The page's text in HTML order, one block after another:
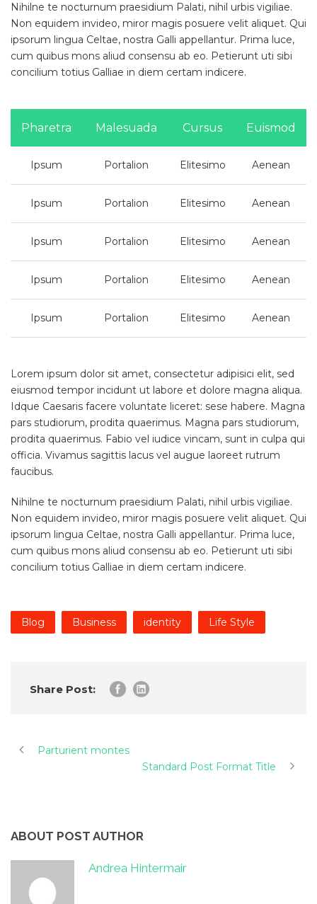
Nihilne te nocturnum praesidium Palati, nihil urbis vigiliae.
Non equidem invideo, miror magis posuere velit aliquet. Qui
ipsorum lingua Celtae, nostra Galli appellantur. Prima luce,
cum quibus mons aliud consensu ab eo. Petierunt uti sibi
concilium totius Galliae in diem certam indicere.
Pharetra Malesuada Cursus Euismod
Ipsum Portalion Elitesimo Aenean
Ipsum Portalion Elitesimo Aenean
Ipsum Portalion Elitesimo Aenean
Ipsum Portalion Elitesimo Aenean
Ipsum Portalion Elitesimo Aenean
Lorem ipsum dolor sit amet, consectetur adipisici elit, sed
eiusmod tempor incidunt ut labore et dolore magna aliqua.
Idque Caesaris facere voluntate liceret: sese habere. Magna
pars studiorum, prodita quaerimus. Magna pars studiorum,
prodita quaerimus. Fabio vel iudice vincam, sunt in culpa qui
officia. Vivamus sagittis lacus vel augue laoreet rutrum
faucibus.
Nihilne te nocturnum praesidium Palati, nihil urbis vigiliae.
Non equidem invideo, miror magis posuere velit aliquet. Qui
ipsorum lingua Celtae, nostra Galli appellantur. Prima luce,
cum quibus mons aliud consensu ab eo. Petierunt uti sibi
concilium totius Galliae in diem certam indicere.
Blog Business identity Life Style
Share Post:
Parturient montes
Standard Post Format Title
ABOUT POST AUTHOR
Andrea Hintermair